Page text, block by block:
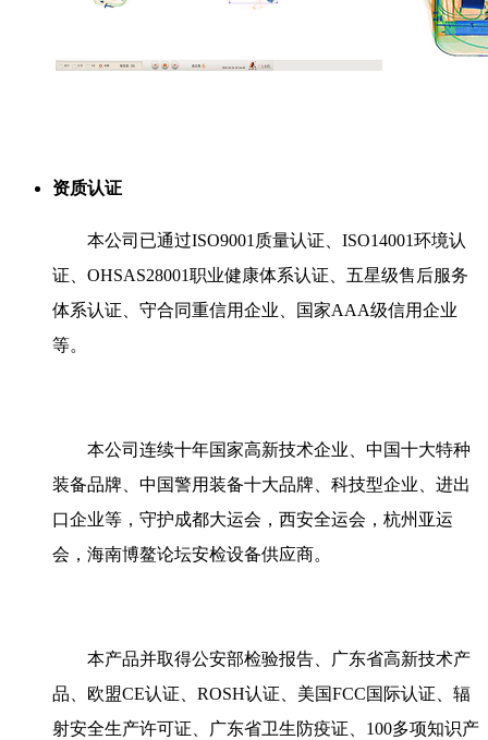
资质认证
本公司已通过ISO9001质量认证、ISO14001环境认
证、OHSAS28001职业健康体系认证、五星级售后服务
体系认证、守合同重信用企业、国家AAA级信用企业
等。
本公司连续十年国家高新技术企业、中国十大特种
装备品牌、中国警用装备十大品牌、科技型企业、进出
口企业等，守护成都大运会，西安全运会，杭州亚运
会，海南博鳌论坛安检设备供应商。
本产品并取得公安部检验报告、广东省高新技术产
品、欧盟CE认证、ROSH认证、美国FCC国际认证、辐
射安全生产许可证、广东省卫生防疫证、100多项知识产